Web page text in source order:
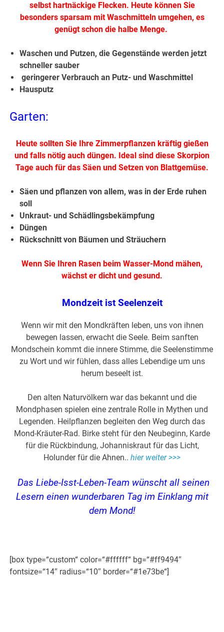
selbst hartnäckige Flecken. Heute können Sie
besonders sparsam mit Waschmitteln umgehen, es
genügt schon die halbe Menge.
Waschen und Putzen, die Gegenstände werden jetzt
schneller sauber
geringerer Verbrauch an Putz- und Waschmittel
Hausputz
Garten:
Heute sollten Sie Ihre Zimmerpflanzen kräftig gießen
und falls nötig auch düngen. Ideal sind diese Skorpion
Tage auch für das Säen und Setzen von Blattgemüse.
Säen und pflanzen von allem, was in der Erde ruhen
soll
Unkraut- und Schädlingsbekämpfung
Düngen
Rückschnitt von Bäumen und Sträuchern
Wenn Sie Ihren Rasen beim Wasser-Mond mähen,
wächst er dicht und gesund.
Mondzeit ist Seelenzeit
Wenn wir mit den Mondkräften leben, uns von ihnen
bewegen lassen, erwacht die Seele. Beim sanften
Mondschein kommt die innere Stimme, die Seelenstimme
zu Wort und wir fühlen, dass alles Lebendige um uns
herum beseelt ist.
Den alten Naturvölkern war das bekannt und die
Mondphasen spielen eine zentrale Rolle in Mythen und
Legenden. Heilpflanzen begleiten den Weg durch das
Mond-Kräuter-Rad. Birke steht für den Neubeginn, Karde
für die Rückbindung, Johanniskraut für das Licht,
Holunder für die Ahnen.. hier weiter >>>
Das Liebe-Isst-Leben-Team wünscht all seinen
Lesern einen wunderbaren Tag im Einklang mit
dem Mond!
[box type=“custom“ color=“#ffffff“ bg=“#ff9494″
fontsize=“14″ radius=“10″ border=“#1e73be“]